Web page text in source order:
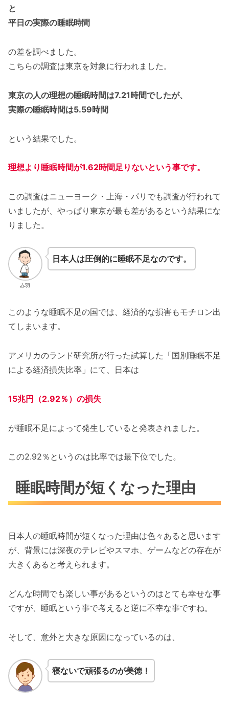
と
平日の実際の睡眠時間
の差を調べました。
こちらの調査は東京を対象に行われました。
東京の人の理想の睡眠時間は7.21時間でしたが、
実際の睡眠時間は5.59時間
という結果でした。
理想より睡眠時間が1.62時間足りないという事です。
この調査はニューヨーク・上海・パリでも調査が行われて
いましたが、やっぱり東京が最も差があるという結果にな
りました。
赤羽
日本人は圧倒的に睡眠不足なのです。
このような睡眠不足の国では、経済的な損害もモチロン出
てしまいます。
アメリカのランド研究所が行った試算した「国別睡眠不足
による経済損失比率」にて、日本は
15兆円（2.92％）の損失
が睡眠不足によって発生していると発表されました。
この2.92％というのは比率では最下位でした。
睡眠時間が短くなった理由
日本人の睡眠時間が短くなった理由は色々あると思います
が、背景には深夜のテレビやスマホ、ゲームなどの存在が
大きくあると考えられます。
どんな時間でも楽しい事があるというのはとても幸せな事
ですが、睡眠という事で考えると逆に不幸な事ですね。
そして、意外と大きな原因になっているのは、
寝ないで頑張るのが美徳！